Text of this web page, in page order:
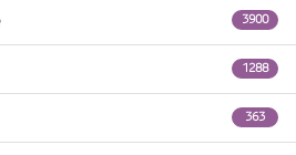
3900
1288
363